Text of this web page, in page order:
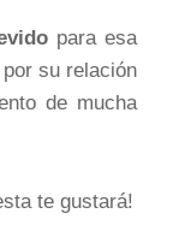
para esa
su relación
de mucha
te gustará!